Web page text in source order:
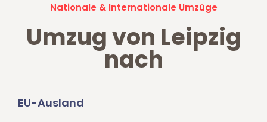
Nationale & Internationale Umzüge
Umzug von Leipzig
nach
EU-Ausland